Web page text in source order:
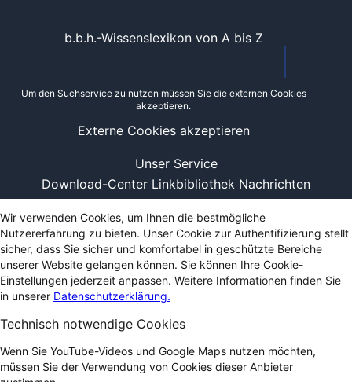
Unser Service
Download-Center Linkbibliothek Nachrichten
b.b.h.-Wissenslexikon von A bis Z
Um den Suchservice zu nutzen müssen Sie die externen Cookies
akzeptieren.
Externe Cookies akzeptieren
Wir verwenden Cookies, um Ihnen die bestmögliche
Nutzererfahrung zu bieten. Unser Cookie zur Authentifizierung stellt
sicher, dass Sie sicher und komfortabel in geschützte Bereiche
unserer Website gelangen können. Sie können Ihre Cookie-
Einstellungen jederzeit anpassen. Weitere Informationen finden Sie
in unserer Datenschutzerklärung.
Technisch notwendige Cookies
Wenn Sie YouTube-Videos und Google Maps nutzen möchten,
müssen Sie der Verwendung von Cookies dieser Anbieter